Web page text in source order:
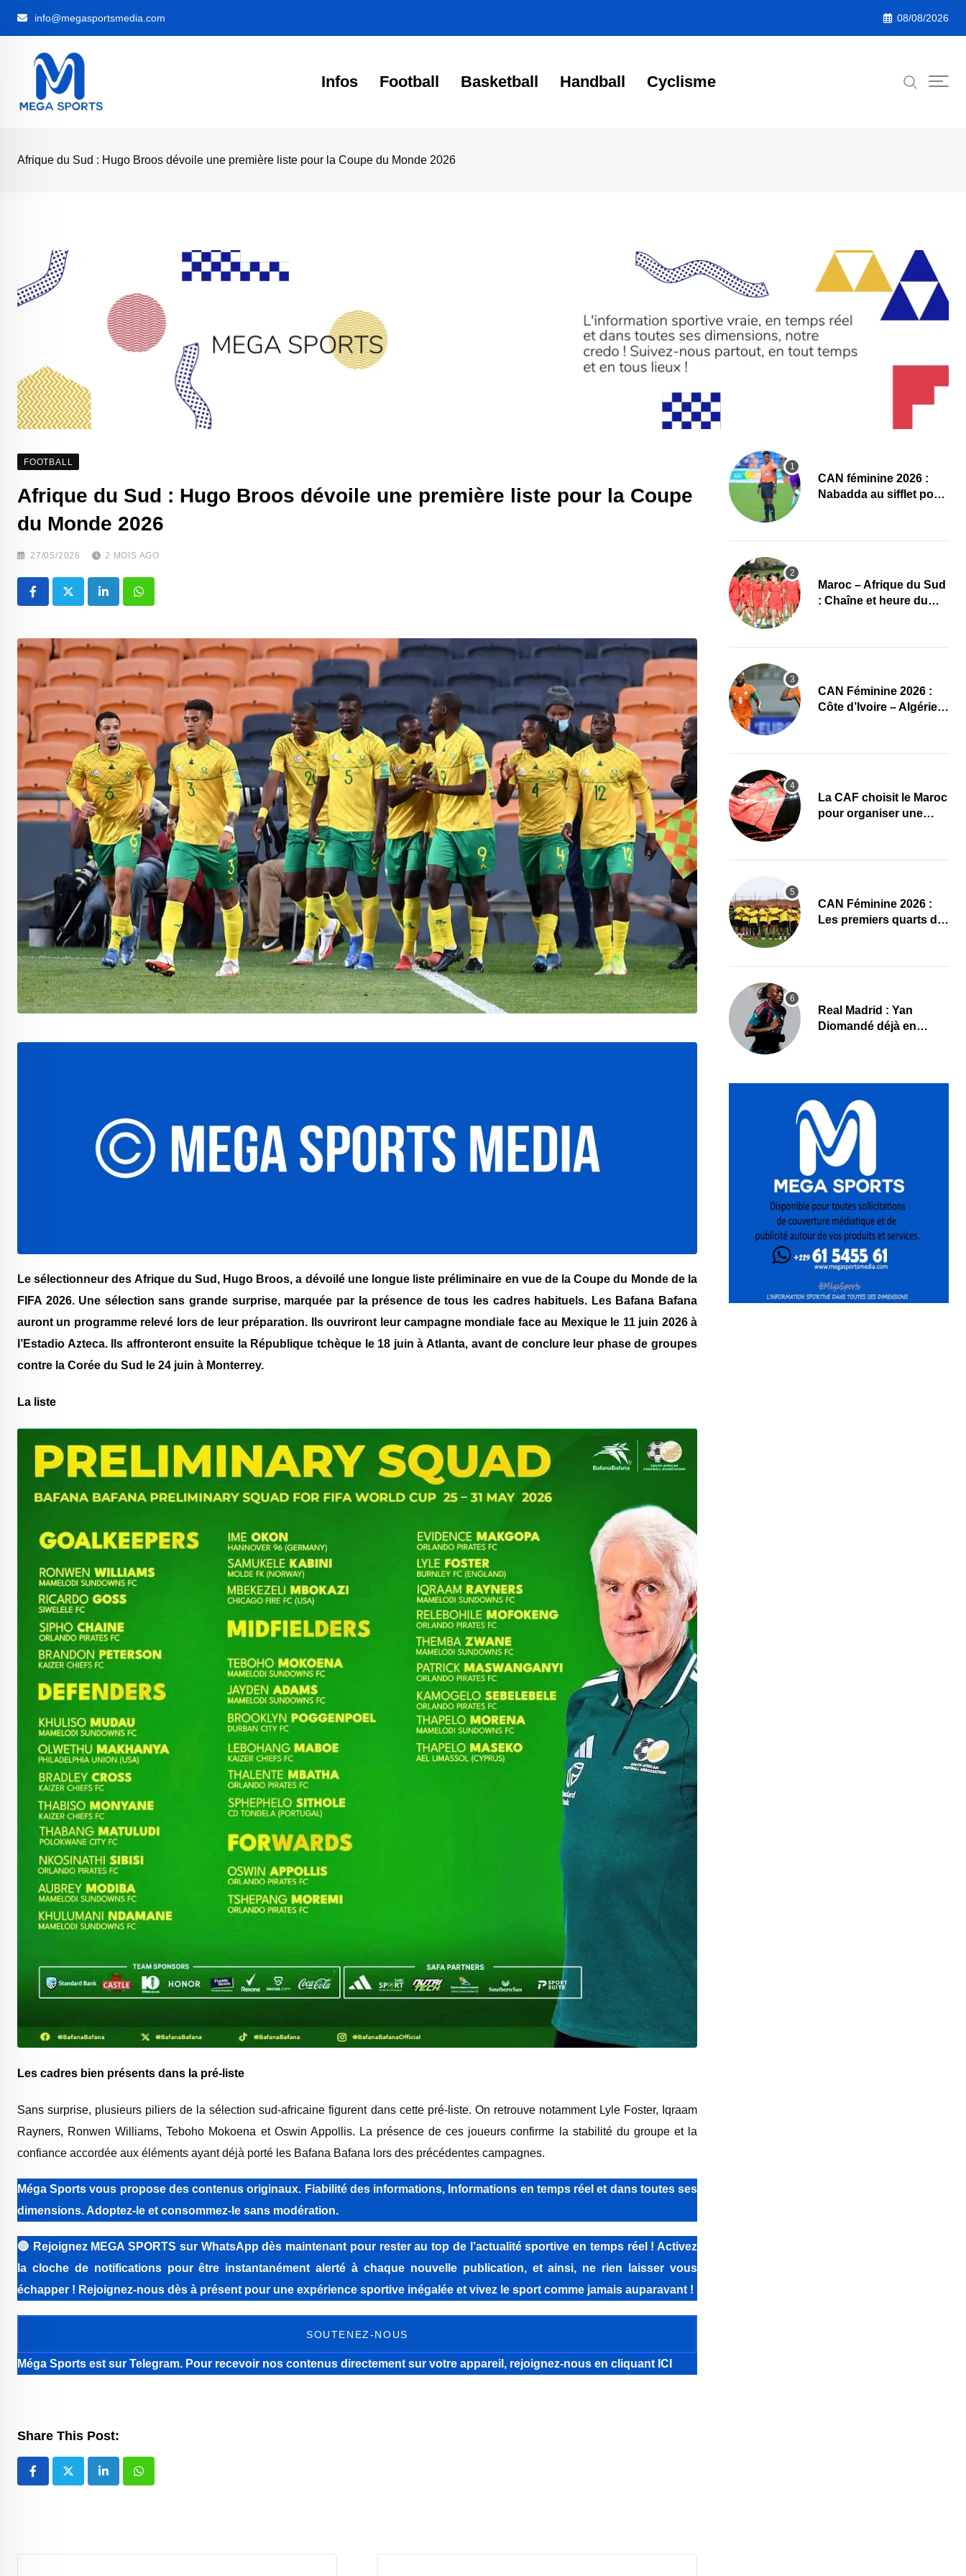
info@megasportsmedia.com 08/08/2026
Infos Football Basketball Handball Cyclisme
Afrique du Sud : Hugo Broos dévoile une première liste pour la Coupe du Monde 2026
FOOTBALL
Afrique du Sud : Hugo Broos dévoile une première liste pour la Coupe
du Monde 2026
27/05/2026 2 MOIS AGO
LinkedIn Whatsapp
Le sélectionneur des Afrique du Sud , Hugo Broos, a dévoilé une longue liste préliminaire en vue de laCoupe du Monde de la
FIFA 2026. Une sélection sans grande surprise, marquée par la présence de tous les cadres habituels. Les Bafana Bafana
auront un programme relevé lors de leur préparation. Ils ouvriront leur campagne mondiale face au Mexiquele 11 juin 2026 à
l’Estadio Azteca. Ils affronteront ensuite la République tchèque le 18 juin à Atlanta, avant de conclure leur phase de groupes
contre la Corée du Sud le 24 juin à Monterrey.
La liste
Les cadres bien présents dans la pré-liste
Sans surprise, plusieurs piliers de la sélection sud-africaine figurent dans cette pré-liste. On retrouve notamment Lyle Foster, Iqraam
Rayners, Ronwen Williams,Teboho Mokoena et Oswin Appollis. La présence de ces joueurs confirme la stabilité du groupe et la
confiance accordée aux éléments ayant déjà porté les Bafana Bafana lors des précédentes campagnes.
Méga Sports vous propose des contenus originaux. Fiabilité des informations, Informations en temps réel et dans toutes ses
dimensions. Adoptez-le et consommez-le sans modération.
🔴 Rejoignez MEGA SPORTS sur WhatsApp dès maintenant pour rester au top de l’actualité sportive en temps réel ! Activez
la cloche de notifications pour être instantanément alerté à chaque nouvelle publication, et ainsi, ne rien laisser vous
échapper ! Rejoignez-nous dès à présent pour une expérience sportive inégalée et vivez le sport comme jamais auparavant !
SOUTENEZ-NOUS
Méga Sports est sur Telegram. Pour recevoir nos contenus directement sur votre appareil, rejoignez-nous en cliquant ICI
Share This Post:
LinkedIn Whatsapp
‎CAN féminine 2026 :
Nabadda au sifflet pour
Maroc – Afrique du Sud
: Chaîne et heure du
CAN Féminine 2026 :
Côte d’Ivoire – Algérie,
La CAF choisit le Maroc
pour organiser une
CAN Féminine 2026 :
Les premiers quarts de
Real Madrid : Yan
Diomandé déjà en